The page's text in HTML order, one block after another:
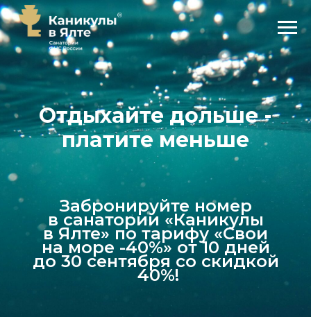
Отдыхайте дольше -
платите меньше
Забронируйте номер
в санатории «Каникулы
в Ялте» по тарифу «Свои
на море -40%» от 10 дней
до 30 сентября со скидкой
40%!